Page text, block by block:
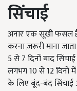
सिंचाई
अनार एक सूखी फसल है
करना ज़रूरी माना
5 से 7 दिनों बाद
लगभग 10 से 12 दिनों
के लिए बूंद-बंद सिंचाई